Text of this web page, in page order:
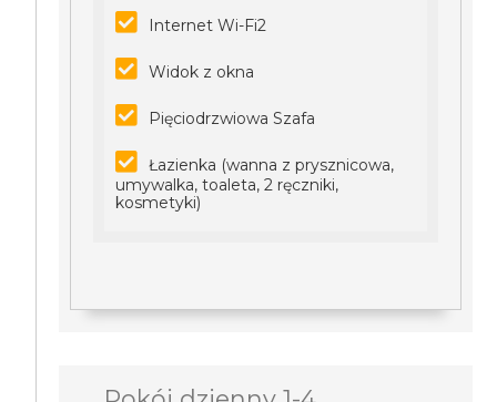
Internet Wi-Fi2
Widok z okna
Pięciodrzwiowa Szafa
Łazienka (wanna z prysznicowa,
umywalka, toaleta, 2 ręczniki,
kosmetyki)